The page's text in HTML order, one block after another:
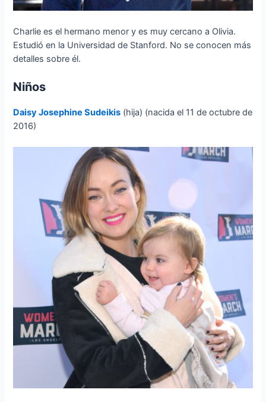
Charlie es el hermano menor y es muy cercano a Olivia.
Estudió en la Universidad de Stanford. No se conocen más
detalles sobre él.
Niños
Daisy Josephine Sudeikis (hija) (nacida el 11 de octubre de
2016)